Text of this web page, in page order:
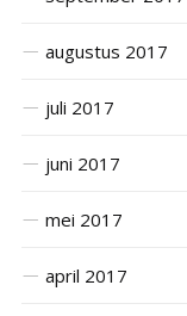
augustus 2017
juli 2017
juni 2017
mei 2017
april 2017